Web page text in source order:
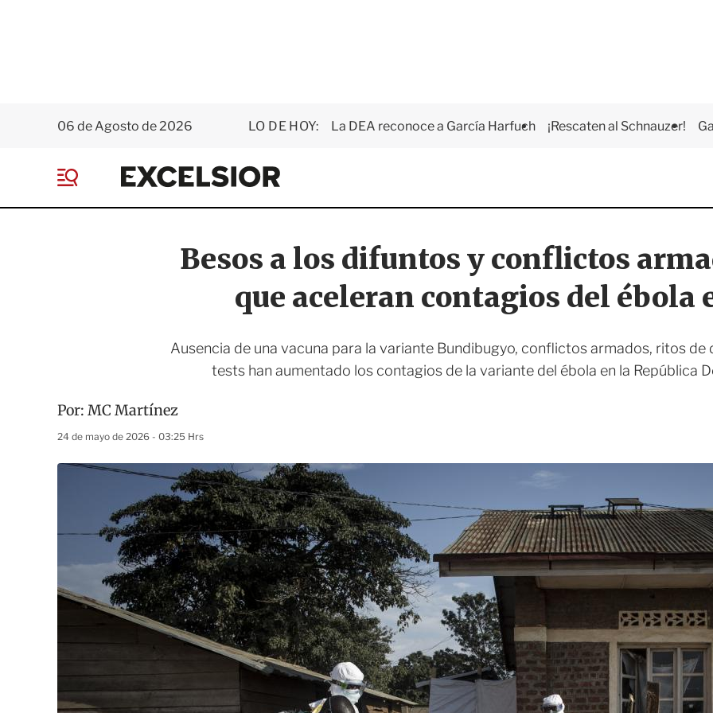
06 de Agosto de 2026 LO DE HOY: La DEA reconoce a García Harfuch ¡Rescaten al Schnauzer!
E
x
e
i
o
r
e
Besos a los difuntos y conflictos
que aceleran contagios del ébola
Ausencia de una vacuna para la variante Bundibugyo, conflictos armados, ritos de
tests han aumentado los contagios de la variante del ébola en la República
Por: MC Martínez
24 de mayo de 2026 - 03:25 Hrs